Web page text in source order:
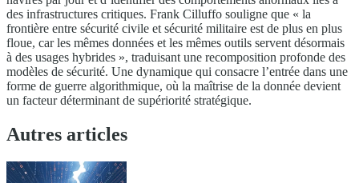
des infrastructures critiques. Frank Cilluffo souligne que « la
frontière entre sécurité civile et sécurité militaire est de plus en plus
floue, car les mêmes données et les mêmes outils servent désormais
à des usages hybrides », traduisant une recomposition profonde des
modèles de sécurité. Une dynamique qui consacre l’entrée dans une
forme de guerre algorithmique, où la maîtrise de la donnée devient
un facteur déterminant de supériorité stratégique.
Autres articles